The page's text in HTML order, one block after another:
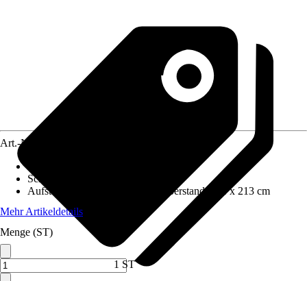
Art.-Nr.
Schneelast
Aufstellmaße B x T ohne Dachüberstand:
441 x 213 cm
Mehr Artikeldetails
Menge (ST)
1 ST